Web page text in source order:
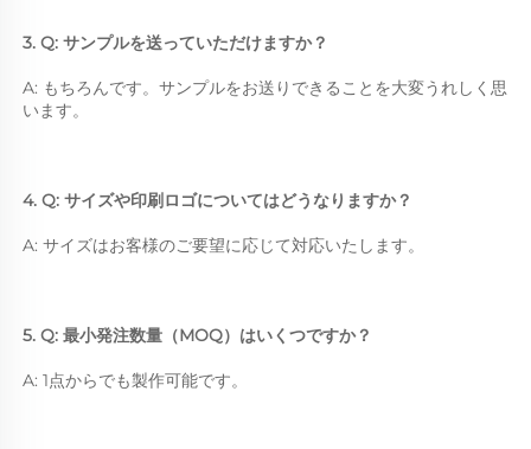
3. Q: サンプルを送っていただけますか？
A: もちろんです。サンプルをお送りできることを大変うれしく思
います。
4. Q: サイズや印刷ロゴについてはどうなりますか？
A: サイズはお客様のご要望に応じて対応いたします。
5. Q: 最小発注数量（MOQ）はいくつですか？
A: 1点からでも製作可能です。